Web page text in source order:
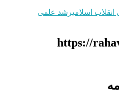
اسلامیرشد علمی
https://